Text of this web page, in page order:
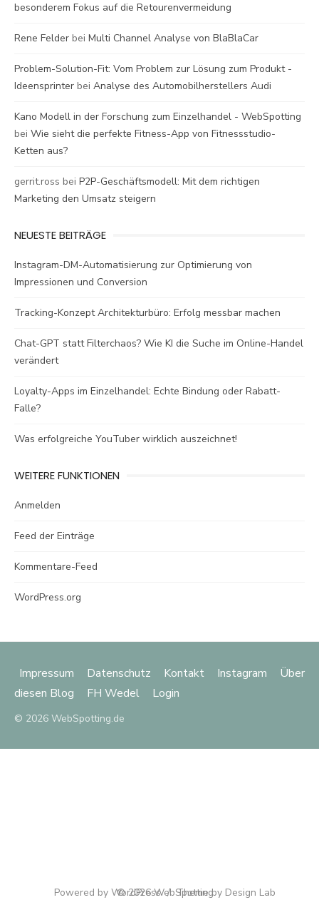
besonderem Fokus auf die Retourenvermeidung
Rene Felder bei Multi Channel Analyse von BlaBlaCar
Problem-Solution-Fit: Vom Problem zur Lösung zum Produkt -
Ideensprinter bei Analyse des Automobilherstellers Audi
Kano Modell in der Forschung zum Einzelhandel - WebSpotting
bei Wie sieht die perfekte Fitness-App von Fitnessstudio-
Ketten aus?
gerrit.ross bei P2P-Geschäftsmodell: Mit dem richtigen
Marketing den Umsatz steigern
NEUESTE BEITRÄGE
Instagram-DM-Automatisierung zur Optimierung von
Impressionen und Conversion
Tracking-Konzept Architekturbüro: Erfolg messbar machen
Chat-GPT statt Filterchaos? Wie KI die Suche im Online-Handel
verändert
Loyalty-Apps im Einzelhandel: Echte Bindung oder Rabatt-
Falle?
Was erfolgreiche YouTuber wirklich auszeichnet!
WEITERE FUNKTIONEN
Anmelden
Feed der Einträge
Kommentare-Feed
WordPress.org
Impressum Datenschutz Kontakt Instagram
Über
diesen Blog
FH Wedel Login
© 2026 WebSpotting.de
© 2026 WebSpotting
Powered by WordPress / Theme by Design Lab